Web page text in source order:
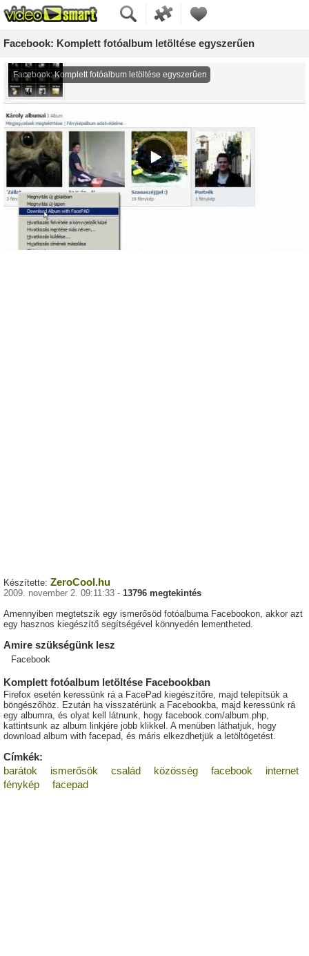
Facebook: Komplett fotóalbum letöltése egyszerűen
Készítette: ZeroCool.hu
2009. november 2. 09:11:33 - 13796 megtekintés
Amennyiben megtetszik egy ismerősöd fotóalbuma Facebookon, akkor azt
egy hasznos kiegészítő segítségével könnyedén lementheted.
Amire szükségünk lesz
Facebook
Komplett fotóalbum letöltése Facebookban
Firefox esetén keressünk rá a FacePad kiegészítőre, majd telepítsük a
böngészőhöz. Ezután ha visszatérünk a Facebookba, majd keressünk rá
egy albumra, és olyat kell látnunk, hogy facebook.com/album.php,
kattintsunk az album linkjére jobb klikkel. A menüben láthatjuk, hogy
download album with facepad, és máris elkezdhetjük a letöltögetést.
Címkék:
barátok
ismerősök család közösség facebook
internet
fénykép
facepad